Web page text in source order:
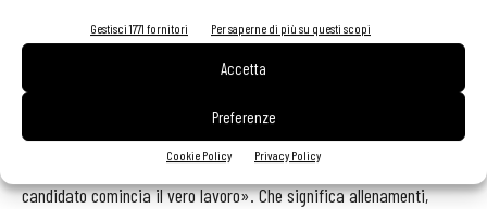
Gestisci 1771 fornitori Per saperne di più su questi scopi
Accetta
Preferenze
Cookie Policy Privacy Policy
Molti dei cuochi candidati alla prestigiosa competizione hanno
dichiarato di non avere molta dimestichezza con gli ingredienti a
loro assegnati. Nonostante ciò, dice Giancarlo Perbellini: «Abbiamo
visto un buon livello generale degli elaborati. Ora che abbiamo il
candidato comincia il vero lavoro». Che significa allenamenti,